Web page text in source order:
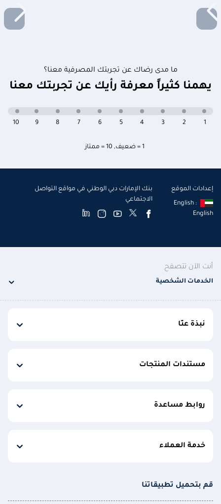
ما مدى رضاك عن تجربتك المصرفية معنا؟
يهمنا كثيراً معرفة رأيك عن تجربتك معنا
1 = ضعيف , 10 = ممتاز
10 9 8 7 6 5 4 3 2 1
إعدادات الموقع
English :
English
بنك الإمارات دبي الوطني في مواقع التواصل
الاجتماعي
أنت الآن تتصفح
الخدمات الشخصية
نبذة عنّا
مستندات المنتجات
روابط مساعدة
خدمة العملاء
قم بتحميل تطبيقاتنا